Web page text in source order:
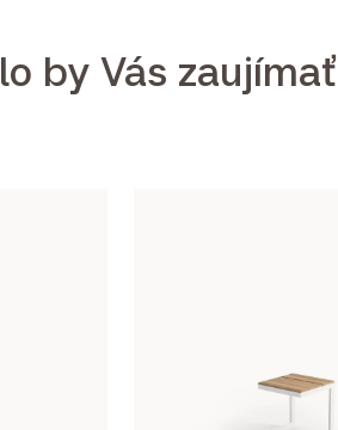
by Vás zaujímať